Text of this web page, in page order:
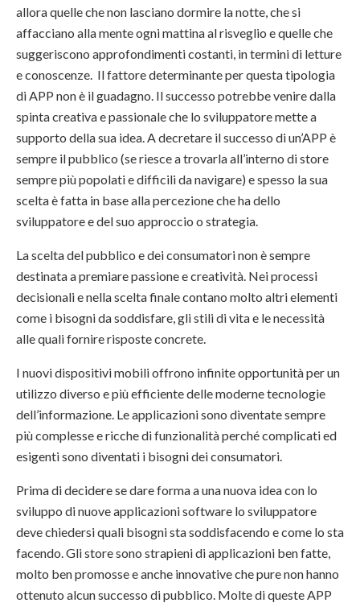
allora quelle che non lasciano dormire la notte, che si
affacciano alla mente ogni mattina al risveglio e quelle che
suggeriscono approfondimenti costanti, in termini di letture
e conoscenze. Il fattore determinante per questa tipologia
di APP non è il guadagno. Il successo potrebbe venire dalla
spinta creativa e passionale che lo sviluppatore mette a
supporto della sua idea. A decretare il successo di un’APP è
sempre il pubblico (se riesce a trovarla all’interno di store
sempre più popolati e difficili da navigare) e spesso la sua
scelta è fatta in base alla percezione che ha dello
sviluppatore e del suo approccio o strategia.
La scelta del pubblico e dei consumatori non è sempre
destinata a premiare passione e creatività. Nei processi
decisionali e nella scelta finale contano molto altri elementi
come i bisogni da soddisfare, gli stili di vita e le necessità
alle quali fornire risposte concrete.
I nuovi dispositivi mobili offrono infinite opportunità per un
utilizzo diverso e più efficiente delle moderne tecnologie
dell’informazione. Le applicazioni sono diventate sempre
più complesse e ricche di funzionalità perché complicati ed
esigenti sono diventati i bisogni dei consumatori.
Prima di decidere se dare forma a una nuova idea con lo
sviluppo di nuove applicazioni software lo sviluppatore
deve chiedersi quali bisogni sta soddisfacendo e come lo sta
facendo. Gli store sono strapieni di applicazioni ben fatte,
molto ben promosse e anche innovative che pure non hanno
ottenuto alcun successo di pubblico. Molte di queste APP